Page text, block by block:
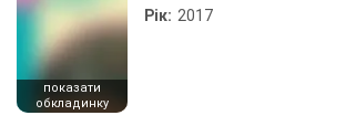
показати
обкладинку
Рік: 2017